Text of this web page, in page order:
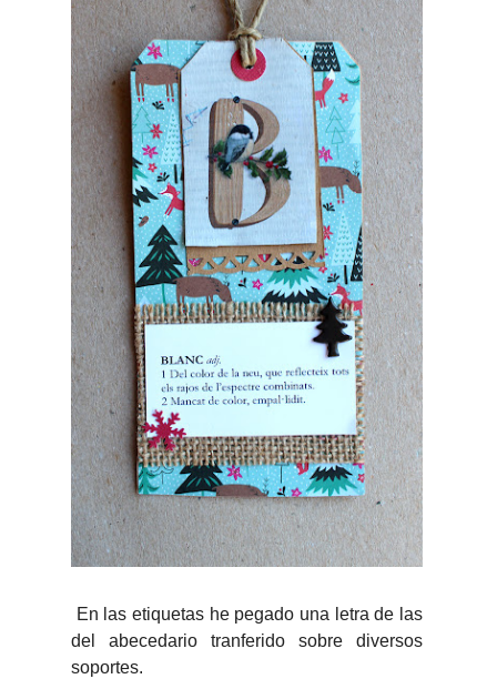
En las etiquetas he pegado una letra de las
del abecedario tranferido sobre diversos
soportes.